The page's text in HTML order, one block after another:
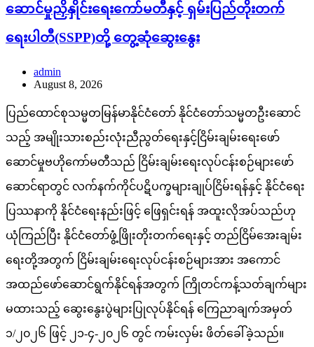
ဆောင်မှုညှိနှိုင်းရေးကော်မတီနှင့် ရှမ်းပြည်တိုးတက်
ရေးပါတီ(SSPP)တို့ တွေ့ဆုံဆွေးနွေး
admin
August 8, 2026
ပြည်ထောင်စုသမ္မတမြန်မာနိုင်ငံတော် နိုင်ငံတော်သမ္မတဦးဆောင်
သည့် အမျိုးသားစည်းလုံးညီညွတ်ရေးနှင့်ငြိမ်းချမ်းရေးဖော်
ဆောင်မှုဗဟိုကော်မတီသည် ငြိမ်းချမ်းရေးလုပ်ငန်းစဉ်များဖော်
ဆောင်ရာတွင် လက်နက်ကိုင်ပဋိပက္ခများချုပ်ငြိမ်းရန်နှင့် နိုင်ငံရေး
ပြဿနာကို နိုင်ငံရေးနည်းဖြင့် ဖြေရှင်းရန် အထူးလိုအပ်သည်ဟု
ယုံကြည်ပြီး နိုင်ငံတော်ဖွံ့ဖြိုးတိုးတက်ရေးနှင့် တည်ငြိမ်အေးချမ်း
ရေးတို့အတွက် ငြိမ်းချမ်းရေးလုပ်ငန်းစဉ်များအား အကောင်
အထည်ဖော်ဆောင်ရွက်နိုင်ရန်အတွက် ကြိုတင်ကန့်သတ်ချက်များ
မထားသည့် ဆွေးနွေးပွဲများပြုလုပ်နိုင်ရန် ကြေညာချက်အမှတ်
၁/၂၀၂၆ ဖြင့် ၂၁-၄-၂၀၂၆ တွင် ကမ်းလှမ်း ဖိတ်ခေါ်ခဲ့သည်။